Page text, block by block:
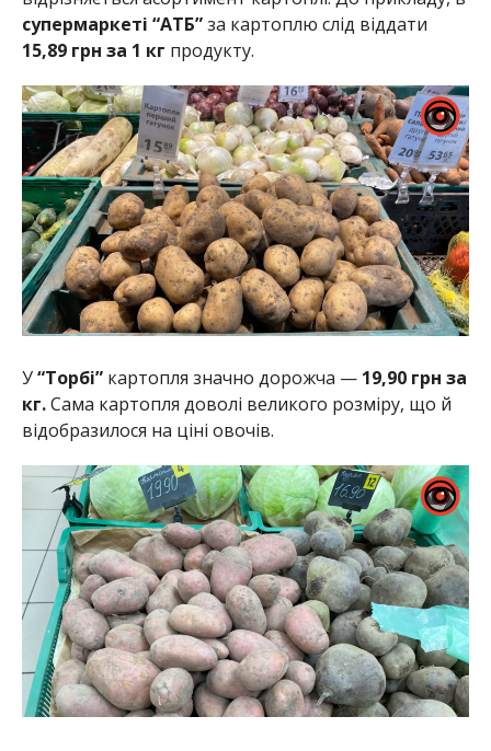
супермаркеті “АТБ”за картоплю слід віддати
15,89 грн за 1 кг продукту.
У“Торбі”картопля значно дорожча — 19,90 грн за
кг.Сама картопля доволі великого розміру, що й
відобразилося на ціні овочів.